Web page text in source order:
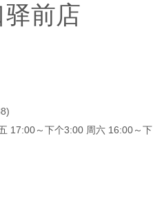
前店
17:00～下个3:00 周六 16:00～下